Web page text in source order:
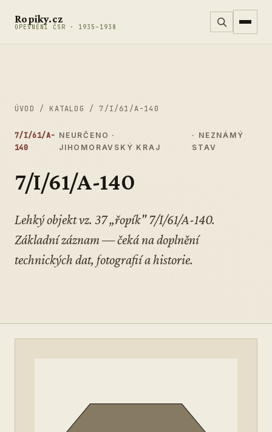
Ropiky.cz
OPEVNĚNÍ ČSR · 1935–1938
ÚVOD / KATALOG / 7/I/61/A-140
7/I/61/A-
140
NEURČENO ·
JIHOMORAVSKÝ KRAJ
· NEZNÁMÝ
STAV
7/I/61/A-140
Lehký objekt vz. 37 „řopík" 7/I/61/A-140.
Základní záznam — čeká na doplnění
technických dat, fotografií a historie.